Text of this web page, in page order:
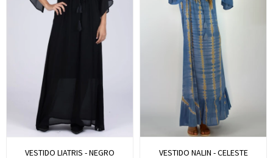
VESTIDO LIATRIS - NEGRO VESTIDO NALIN - CELESTE